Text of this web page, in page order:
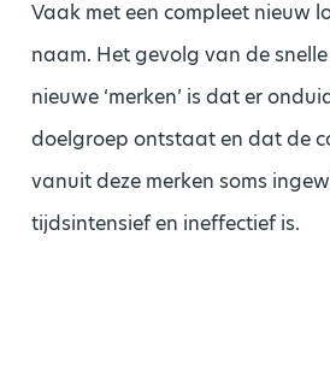
Vaak met een compleet nieuw
naam. Het gevolg van de
nieuwe ‘merken’ is dat er
doelgroep ontstaat en dat de
vanuit deze merken soms
tijdsintensief en ineffectief is.